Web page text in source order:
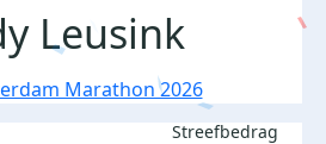
Leusink
Marathon 2026
Streefbedrag